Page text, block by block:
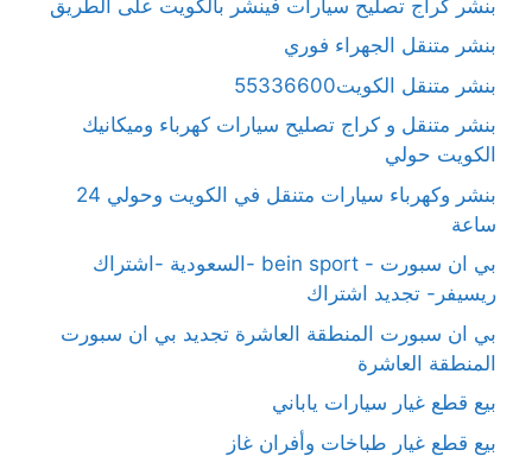
بنشر كراج تصليح سيارات فينشر بالكويت على الطريق
بنشر متنقل الجهراء فوري
بنشر متنقل الكويت55336600
بنشر متنقل و كراج تصليح سيارات كهرباء وميكانيك
الكويت حولي
بنشر وكهرباء سيارات متنقل في الكويت وحولي 24
ساعة
بي ان سبورت - bein sport -السعودية -اشتراك
ريسيفر- تجديد اشتراك
بي ان سبورت المنطقة العاشرة تجديد بي ان سبورت
المنطقة العاشرة
بيع قطع غيار سيارات ياباني
بيع قطع غيار طباخات وأفران غاز